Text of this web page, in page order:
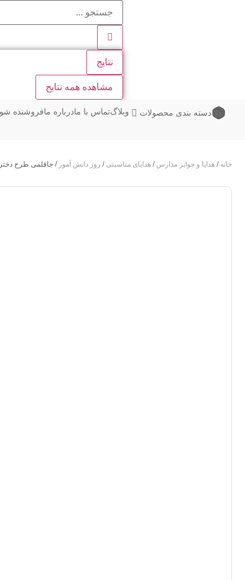
نتایج
مشاهده همه نتایج
دسته بندی محصولات وبلاگتماس با مادرباره مافروشنده
خانه / هدایا و جوایز مدارس / هدایای مناسبتی / روز دانش آموز / جاقلمی طرح